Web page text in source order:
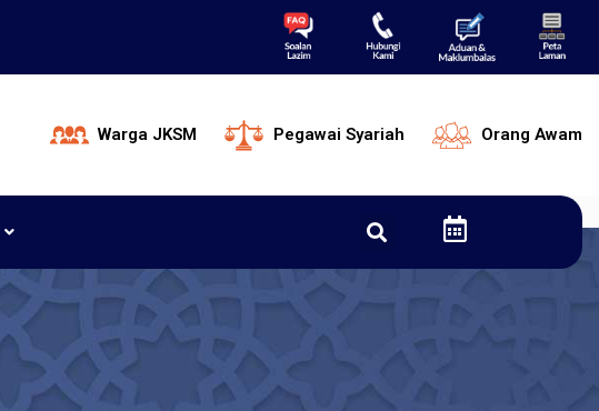
Warga JKSM Pegawai Syariah Orang Awam